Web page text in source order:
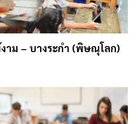
าม – บางระกำ (พิษณุโลก)